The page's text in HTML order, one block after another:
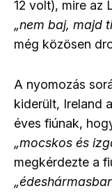
12 volt), mire az
„nem baj, majd
még közösen
A nyomozás
kiderült, Ireland
éves fiúnak,
„mocskos és
megkérdezte a